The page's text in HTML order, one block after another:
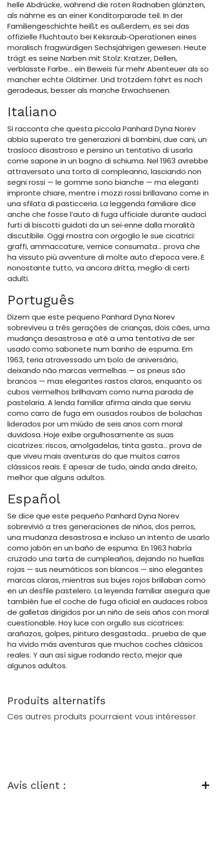
helle Abdrücke, während die roten Radnaben glänzten,
als nähme es an einer Konditorparade teil. In der
Familiengeschichte heißt es außerdem, es sei das
offizielle Fluchtauto bei Keksraub‑Operationen eines
moralisch fragwürdigen Sechsjährigen gewesen. Heute
trägt es seine Narben mit Stolz: Kratzer, Dellen,
verblasste Farbe… ein Beweis für mehr Abenteuer als so
mancher echte Oldtimer. Und trotzdem fährt es noch
geradeaus, besser als manche Erwachsenen.
Italiano
Si racconta che questa piccola Panhard Dyna Norev
abbia superato tre generazioni di bambini, due cani, un
trasloco disastroso e persino un tentativo di usarla
come sapone in un bagno di schiuma. Nel 1963 avrebbe
attraversato una torta di compleanno, lasciando non
segni rossi — le gomme sono bianche — ma eleganti
impronte chiare, mentre i mozzi rossi brillavano come in
una sfilata di pasticceria. La leggenda familiare dice
anche che fosse l’auto di fuga ufficiale durante audaci
furti di biscotti guidati da un sei‑enne dalla moralità
discutibile. Oggi mostra con orgoglio le sue cicatrici:
graffi, ammaccature, vernice consumata… prova che
ha vissuto più avventure di molte auto d’epoca vere. E
nonostante tutto, va ancora dritta, meglio di certi
adulti.
Português
Dizem que este pequeno Panhard Dyna Norev
sobreviveu a três gerações de crianças, dois cães, uma
mudança desastrosa e até a uma tentativa de ser
usado como sabonete num banho de espuma. Em
1963, teria atravessado um bolo de aniversário,
deixando não marcas vermelhas — os pneus são
brancos — mas elegantes rastos claros, enquanto os
cubos vermelhos brilhavam como numa parada de
pastelaria. A lenda familiar afirma ainda que serviu
como carro de fuga em ousados roubos de bolachas
liderados por um miúdo de seis anos com moral
duvidosa. Hoje exibe orgulhosamente as suas
cicatrizes: riscos, amolgadelas, tinta gasta… prova de
que viveu mais aventuras do que muitos carros
clássicos reais. E apesar de tudo, ainda anda direito,
melhor que alguns adultos.
Español
Se dice que este pequeño Panhard Dyna Norev
sobrevivió a tres generaciones de niños, dos perros,
una mudanza desastrosa e incluso un intento de usarlo
como jabón en un baño de espuma. En 1963 habría
cruzado una tarta de cumpleaños, dejando no huellas
rojas — sus neumáticos son blancos — sino elegantes
marcas claras, mientras sus bujes rojos brillaban como
en un desfile pastelero. La leyenda familiar asegura que
también fue el coche de fuga oficial en audaces robos
de galletas dirigidos por un niño de seis años con moral
cuestionable. Hoy luce con orgullo sus cicatrices:
arañazos, golpes, pintura desgastada… prueba de que
ha vivido más aventuras que muchos coches clásicos
reales. Y aun así sigue rodando recto, mejor que
algunos adultos.
Produits alternatifs
Ces autres produits pourraient vous intéresser
Avis client :